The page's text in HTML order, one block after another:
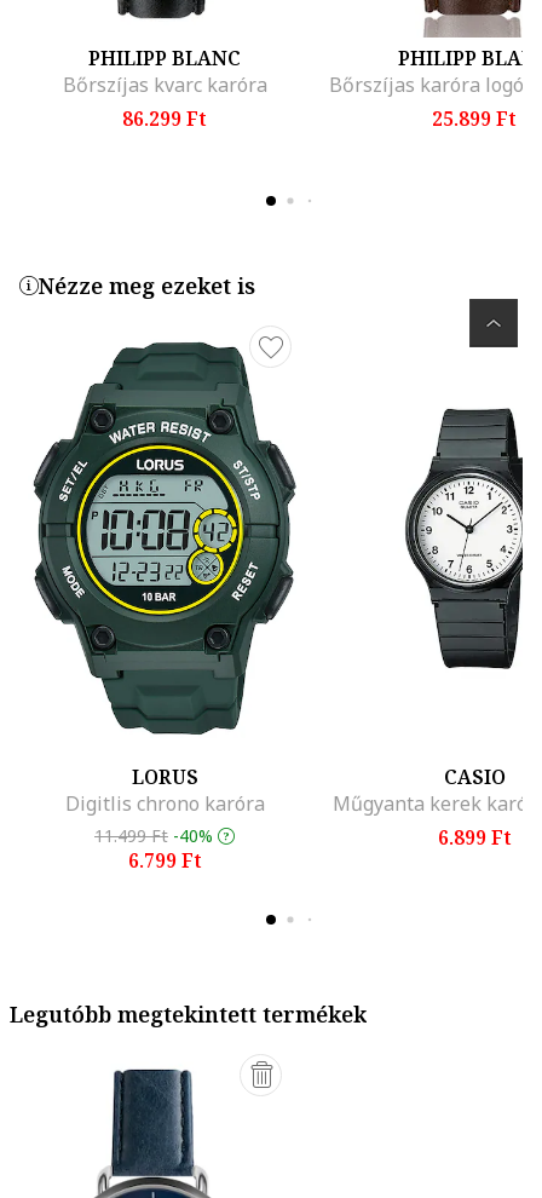
PHILIPP BLANC
Bőrszíjas kvarc karóra
86.299 Ft
PHILIPP
25.899 Ft
Nézze meg ezeket is
LORUS
Digitlis chrono karóra
11.499 Ft -40%
6.799 Ft
CASIO
Műgyanta kerek
6.899 Ft
Legutóbb megtekintett termékek